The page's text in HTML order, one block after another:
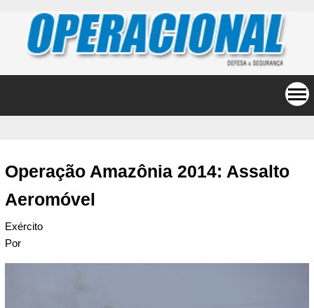
Operação Amazônia 2014: Assalto
Aeromóvel
Exército
Por